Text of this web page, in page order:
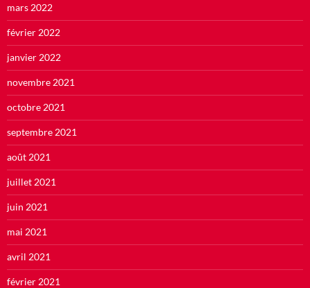
mars 2022
février 2022
janvier 2022
novembre 2021
octobre 2021
septembre 2021
août 2021
juillet 2021
juin 2021
mai 2021
avril 2021
février 2021